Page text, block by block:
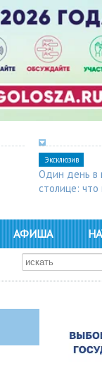
Эксклюзив
Один день в
столице:
АФИША